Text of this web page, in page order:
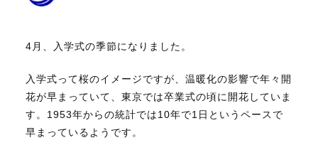
4月、入学式の季節になりました。
入学式って桜のイメージですが、温暖化の影響で年々開
花が早まっていて、東京では卒業式の頃に開花していま
す。1953年からの統計では10年で1日というペースで
早まっているようです。